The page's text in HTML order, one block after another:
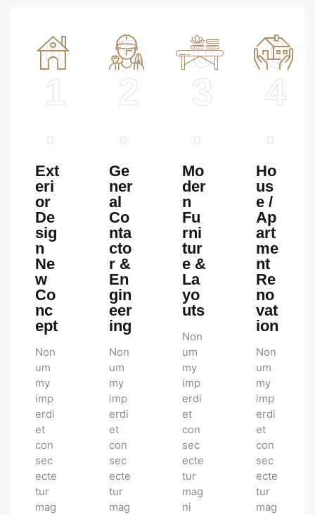
0
1
Ext
eri
or
De
sig
n
Ne
w
Co
nc
ept
Non
um
my
imp
erdi
et
con
sec
ecte
tur
mag
0
2
Ge
ner
al
Co
nta
cto
r &
En
gin
eer
ing
Non
um
my
imp
erdi
et
con
sec
ecte
tur
mag
0
3
Mo
der
n
Fu
rni
tur
e &
La
yo
uts
Non
um
my
imp
erdi
et
con
sec
ecte
tur
mag
ni
0
4
Ho
us
e /
Ap
art
me
nt
Re
no
vat
ion
Non
um
my
imp
erdi
et
con
sec
ecte
tur
mag